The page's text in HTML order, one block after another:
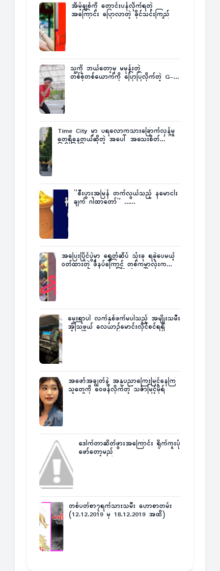
အိမ့်ချစ်ကို တောင်းပန်လိုက်ရတဲ့
အကြောင်း ပြောလာတဲ့ ခိုင်သင်းကြည်
သူ့ကို ဘယ်တော့မှ မမုန်းတဲ့
တစ်စုံတစ်ယောက်ကို ပြောပြလိုက်တဲ့ G-
Time City မှာ ပရလောကသားခြောက်လှန့်မှု
တွေရှိနေတယ်ဆိုတဲ့ အပေါ် အသေးစိတ်
”စီးပွားအမြန် တက်လွယ်သည့် နမောငါး
ချက် ဂါထာတော်” ……
အပြေးပြိုင်ပွဲမှာ ရွှေတံဆိပ် သုံးခု ရခဲ့ပေမယ့်
ဝတ်ထားတဲ့ ဖိနပ်ကြောင့် တစ်ကမ္ဘာလုံးက
မွေးရာပါ လက်နှစ်ဖက်မပါသည့် အမျိုးသမီး
အံ့သြဖွယ် လေယာဉ်မောင်းလိုင်စင်ရရှိ
အဖော်အချွတ်နဲ့ အနုပညာကြေးမြင့်နေကြ
သူတွေကို ဝေဖန်လိုက်တဲ့ သင်္ဇာမြင့်မိုရ်
ဒေါက်တာဆိတ်ဖွားအကြောင်း ရိုက်ကူးပုံ
ဖော်တော့မည်
တစ်ပတ်စာ၇ရက်သားသမီး ဟောစာတမ်း
(12.12.2019 မှ 18.12.2019 အထိ)